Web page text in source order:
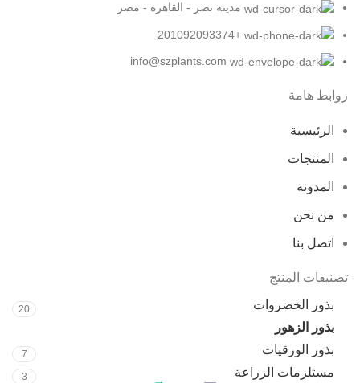
مدينة نصر - القاهرة - مصر
+201092093374
info@szplants.com
روابط هامة
الرئيسية
المنتجات
المدونة
من نحن
اتصل بنا
تصنيفات المنتج
بذور الخضروات
20
بذور الزهور
بذور الورقيات 7
مستلزمات الزراعة 3